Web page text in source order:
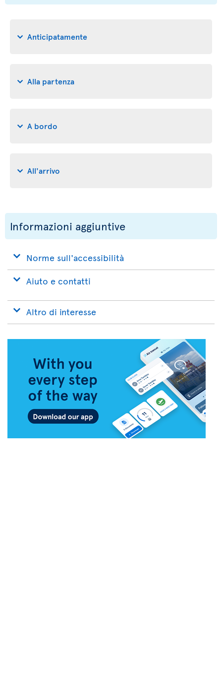
Anticipatamente
Alla partenza
A bordo
All'arrivo
Informazioni aggiuntive
Norme sull'accessibilità
Aiuto e contatti
Altro di interesse